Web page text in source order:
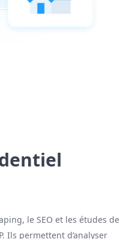
le SEO et les études de
Ils permettent d’analyser